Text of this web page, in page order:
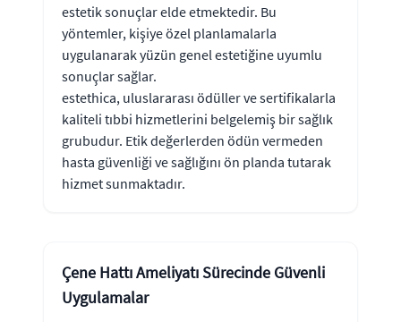
estetik sonuçlar elde etmektedir. Bu
yöntemler, kişiye özel planlamalarla
uygulanarak yüzün genel estetiğine uyumlu
sonuçlar sağlar.
estethica, uluslararası ödüller ve sertifikalarla
kaliteli tıbbi hizmetlerini belgelemiş bir sağlık
grubudur. Etik değerlerden ödün vermeden
hasta güvenliği ve sağlığını ön planda tutarak
hizmet sunmaktadır.
Çene Hattı Ameliyatı Sürecinde Güvenli
Uygulamalar